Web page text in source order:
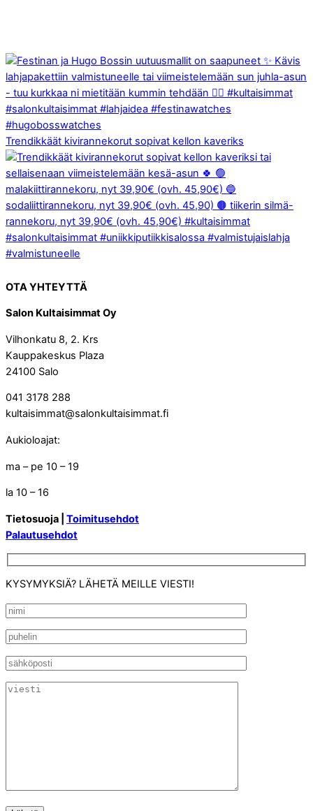
Trendikkäät kivirannekorut sopivat kellon kaveriks
OTA YHTEYTTÄ
Salon Kultaisimmat Oy
Vilhonkatu 8, 2. Krs
Kauppakeskus Plaza
24100 Salo
041 3178 288
kultaisimmat@salonkultaisimmat.fi
Aukioloajat:
ma – pe 10 – 19
la 10 – 16
Tietosuoja | Toimitusehdot
Palautusehdot
KYSYMYKSIÄ? LÄHETÄ MEILLE VIESTI!